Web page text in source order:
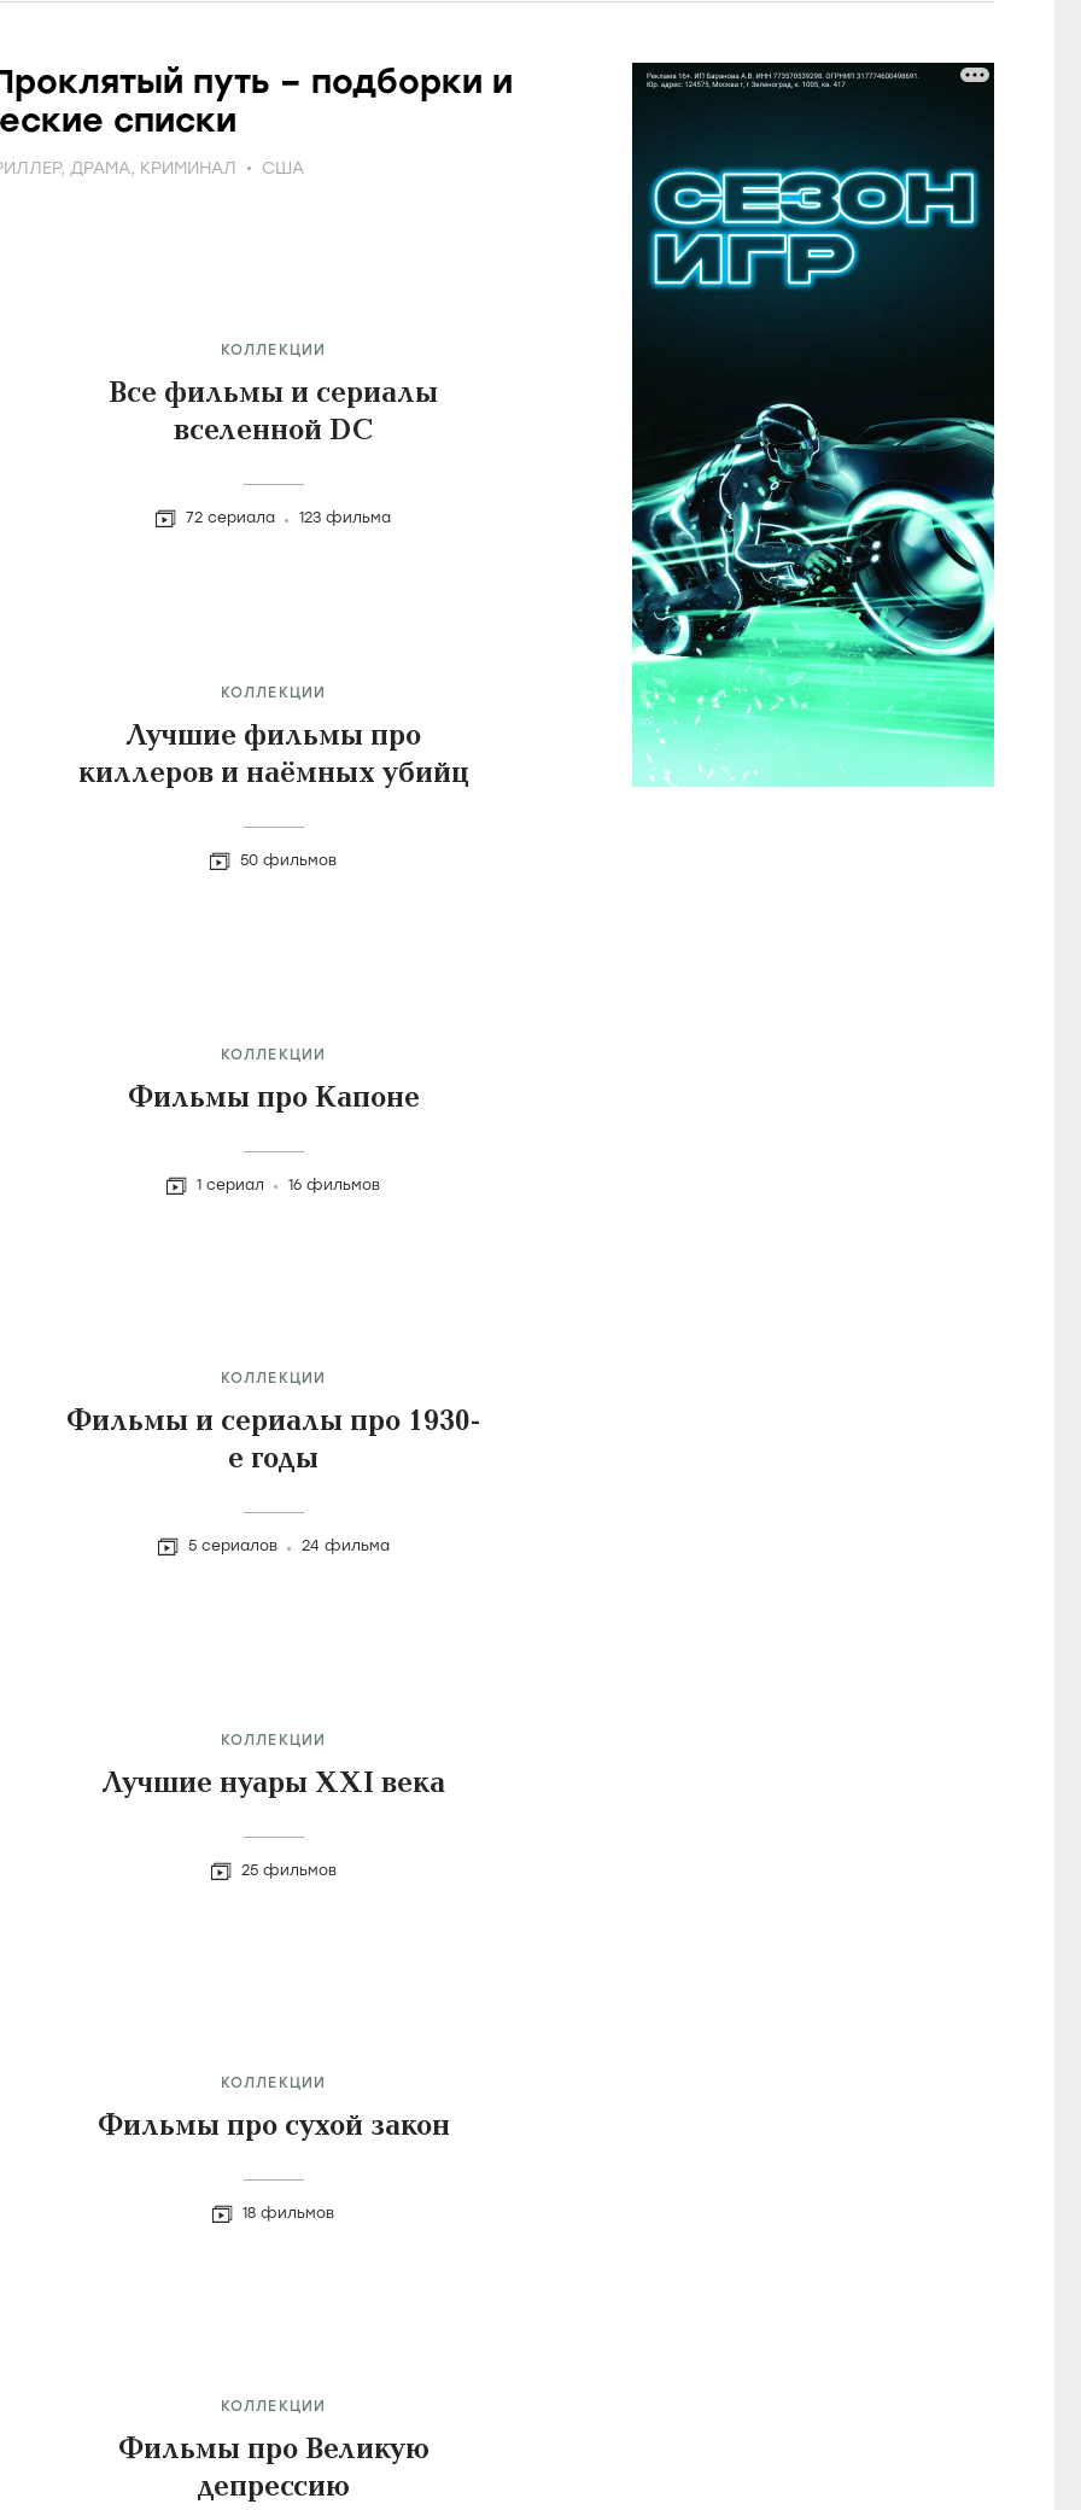
путь – подборки и
списки
, ДРАМА, КРИМИНАЛ США
КОЛЛЕКЦИИ
Все фильмы и сериалы
вселенной DC
72 сериала 123 фильма
КОЛЛЕКЦИИ
Лучшие фильмы про
киллеров и наёмных убийц
50 фильмов
КОЛЛЕКЦИИ
Фильмы про Капоне
1 сериал 16 фильмов
КОЛЛЕКЦИИ
Фильмы и сериалы про 1930-
е годы
5 сериалов 24 фильма
КОЛЛЕКЦИИ
Лучшие нуары XXI века
25 фильмов
КОЛЛЕКЦИИ
Фильмы про сухой закон
18 фильмов
КОЛЛЕКЦИИ
Фильмы про Великую
депрессию